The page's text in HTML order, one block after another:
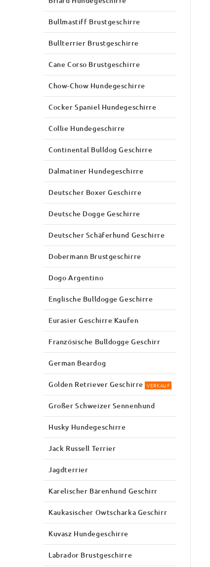
Bullmastiff Brustgeschirre
Bullterrier Brustgeschirre
Cane Corso Brustgeschirre
Chow-Chow Hundegeschirre
Cocker Spaniel Hundegeschirre
Collie Hundegeschirre
Continental Bulldog Geschirre
Dalmatiner Hundegeschirre
Deutscher Boxer Geschirre
Deutsche Dogge Geschirre
Deutscher Schäferhund Geschirre
Dobermann Brustgeschirre
Dogo Argentino
Englische Bulldogge Geschirre
Eurasier Geschirre Kaufen
Französische Bulldogge Geschirr
German Beardog
Golden Retriever Geschirre VERKAUF
Großer Schweizer Sennenhund
Husky Hundegeschirre
Jack Russell Terrier
Jagdterrier
Karelischer Bärenhund Geschirr
Kaukasischer Owtscharka Geschirr
Kuvasz Hundegeschirre
Labrador Brustgeschirre